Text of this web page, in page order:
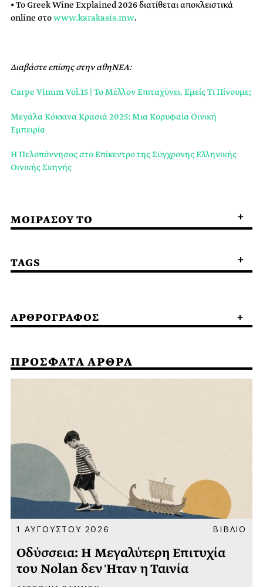
• Το Greek Wine Explained 2026 διατίθεται αποκλειστικά
online στοwww.karakasis.mw.
Διαβάστε επίσης στην αθηΝΕΑ:
Carpe Vinum Vol.15 | Το Μέλλον Επιταχύνει. Εμείς Τι Πίνουμε;
Μεγάλα Κόκκινα Κρασιά 2025: Μια Kορυφαία Oινική
Eμπειρία
Η Πελοπόννησος στο Eπίκεντρο της Σύγχρονης Ελληνικής
Οινικής Σκηνής
ΜΟΙΡΑΣΟΥ ΤΟ
TAGS
ΑΡΘΡΟΓΡΑΦΟΣ
ΠΡΟΣΦΑΤΑ ΑΡΘΡΑ
1 ΑΥΓΟΥΣΤΟΥ 2026 ΒΙΒΛΙΟ
Οδύσσεια: Η Μεγαλύτερη Επιτυχία
του Nolan δεν Ήταν η Ταινία